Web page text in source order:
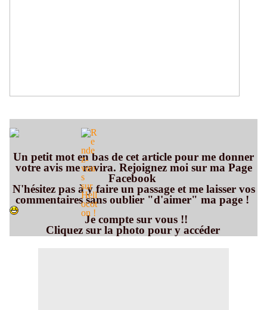
Un petit mot en bas de cet article pour me donner
votre avis me ravira. Rejoignez moi sur ma Page
Facebook
N'hésitez pas à y faire un passage et me laisser vos
commentaires sans oublier "d'aimer" ma page !
Je compte sur vous !!
Cliquez sur la photo pour y accéder